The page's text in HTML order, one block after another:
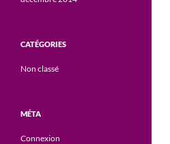
CATÉGORIES
Non classé
MÉTA
Connexion